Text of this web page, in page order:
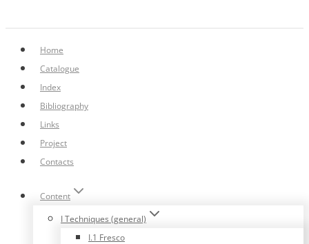
Home
Catalogue
Index
Bibliography
Links
Project
Contacts
Content
I Techniques (general)
I.1 Fresco